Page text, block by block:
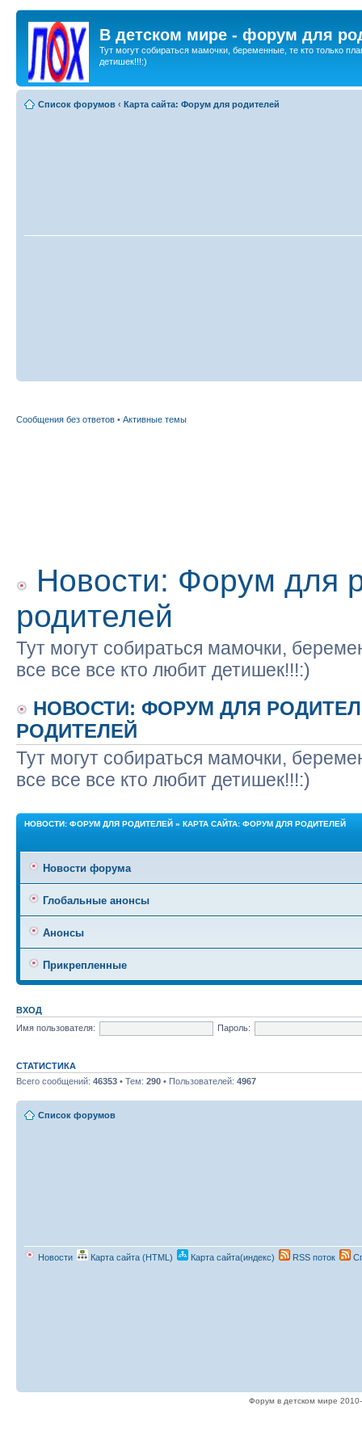
В детском мире - форум для
Тут могут собираться мамочки, беременные, те кто только
детишек!!!:)
Список форумов ‹ Карта сайта: Форум для родителей
Сообщения без ответов • Активные темы
Новости: Форум для
родителей
Тут могут собираться мамочки,
все все все кто любит детишек!!!:)
НОВОСТИ: ФОРУМ ДЛЯ
РОДИТЕЛЕЙ
Тут могут собираться мамочки,
все все все кто любит детишек!!!:)
НОВОСТИ: ФОРУМ ДЛЯ РОДИТЕЛЕЙ » КАРТА САЙТА: ФОРУМ ДЛЯ РОДИТЕЛЕЙ
Новости форума
Глобальные анонсы
Анонсы
Прикрепленные
ВХОД
Имя пользователя:
Пароль:
СТАТИСТИКА
Всего сообщений: 46353 • Тем: 290 • Пользователей: 4967
Список форумов
Новости Карта сайта (HTML) Карта сайта(индекс) RSS поток
Форум в детском мире